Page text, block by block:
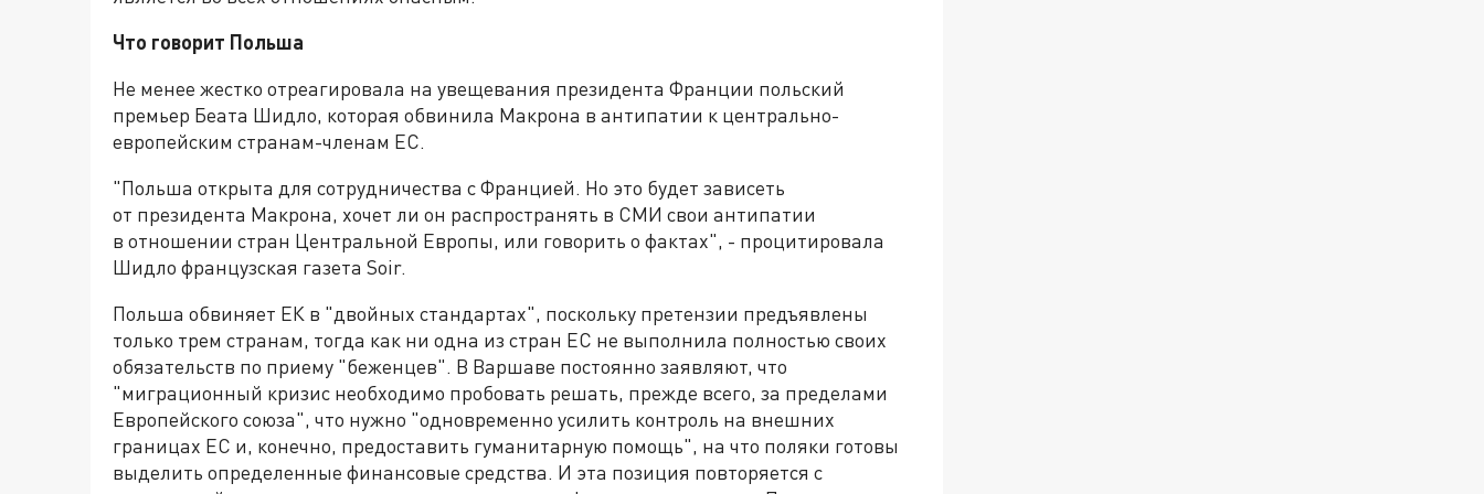
Что говорит Польша
Не менее жестко отреагировала на увещевания президента Франции польский
премьер Беата Шидло, которая обвинила Макрона в антипатии к центрально-
европейским странам-членам ЕС.
"Польша открыта для сотрудничества с Францией. Но это будет зависеть
от президента Maкрона, хочет ли он распространять в СМИ свои антипатии
в отношении стран Центральной Европы, или говорить о фактах", - процитировала
Шидло французская газета Soir.
Польша обвиняет ЕК в "двойных стандартах", поскольку претензии предъявлены
только трем странам, тогда как ни одна из стран ЕС не выполнила полностью своих
обязательств по приему "беженцев". В Варшаве постоянно заявляют, что
"миграционный кризис необходимо пробовать решать, прежде всего, за пределами
Европейского союза", что нужно "одновременно усилить контроль на внешних
границах ЕС и, конечно, предоставить гуманитарную помощь", на что поляки готовы
выделить определенные финансовые средства. И эта позиция повторяется с